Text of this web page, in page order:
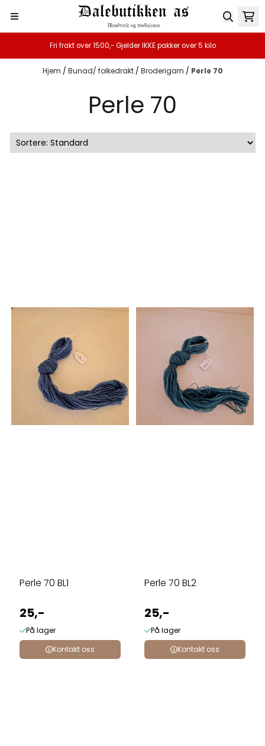
Hopp til innhold
Fri frakt over 1500,- Gjelder IKKE pakker over 5 kilo
Hjem / Bunad/ folkedrakt / Broderigarn / Perle 70
Perle 70
Perle 70 BL1
25,-
På lager
Kontakt oss
Perle 70 BL2
25,-
På lager
Kontakt oss